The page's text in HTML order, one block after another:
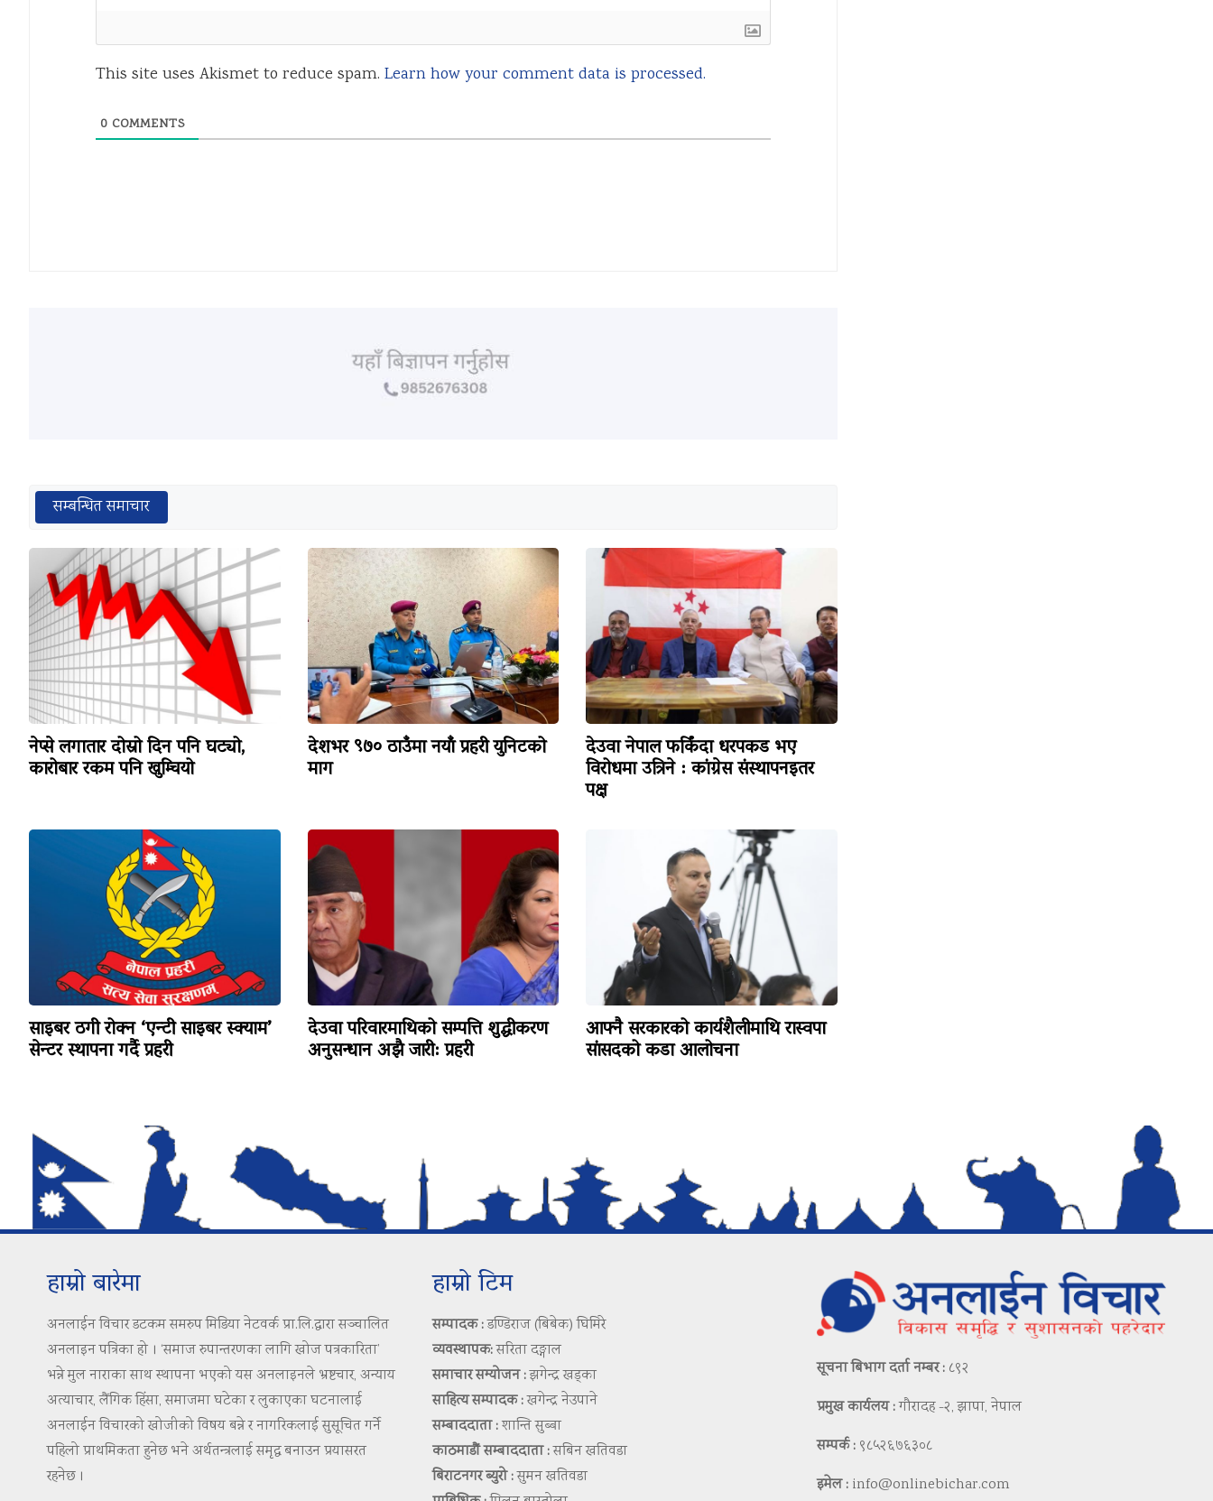
This site uses Akismet to reduce spam. Learn how your comment data is processed.
0 COMMENTS
सम्बन्धित समाचार
नेप्से लगातार दोस्रो दिन पनि घट्यो,
कारोबार रकम पनि खुम्चियो
देशभर ९७० ठाउँमा नयाँ प्रहरी युनिटको
माग
देउवा नेपाल फर्किंदा धरपकड भए
विरोधमा उत्रिने : कांग्रेस संस्थापनइतर
पक्ष
साइबर ठगी रोक्न ‘एन्टी साइबर स्क्याम’
सेन्टर स्थापना गर्दै प्रहरी
देउवा परिवारमाथिको सम्पत्ति शुद्धीकरण
अनुसन्धान अझै जारी: प्रहरी
आफ्नै सरकारको कार्यशैलीमाथि रास्वपा
सांसदको कडा आलोचना
हाम्रो बारेमा
अनलाईन विचार डटकम समरुप मिडिया नेटवर्क प्रा.लि.द्वारा सञ्चालित
अनलाइन पत्रिका हो । ‘समाज रुपान्तरणका लागि खोज पत्रकारिता’
भन्ने मुल नाराका साथ स्थापना भएको यस अनलाइनले भ्रष्टचार, अन्याय
अत्याचार, लैंगिक हिंसा, समाजमा घटेका र लुकाएका घटनालाई
अनलाईन विचारको खोजीको विषय बन्ने र नागरिकलाई सुसूचित गर्ने
पहिलो प्राथमिकता हुनेछ भने अर्थतन्त्रलाई समृद्ध बनाउन प्रयासरत
रहनेछ ।
हाम्रो टिम
सम्पादक :डण्डिराज (बिबेक) घिमिरे
व्यवस्थापक:सरिता दङ्गाल
समाचार सम्योजन :झगेन्द्र खड्का
साहित्य सम्पादक :खगेन्द्र नेउपाने
सम्बाददाता :शान्ति सुब्बा
काठमाडौं सम्बाददाता :सबिन खतिवडा
बिराटनगर ब्युरो :सुमन खतिवडा
सूचना बिभाग दर्ता नम्बर : ८९२
प्रमुख कार्यलय :गौरादह -२, झापा, नेपाल
सम्पर्क : ९८५२६७६३०८
इमेल : info@onlinebichar.com